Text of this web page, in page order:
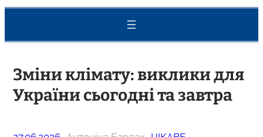
Зміни клімату: виклики для
України сьогодні та завтра